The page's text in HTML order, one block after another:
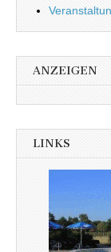
ANZEIGEN
LINKS